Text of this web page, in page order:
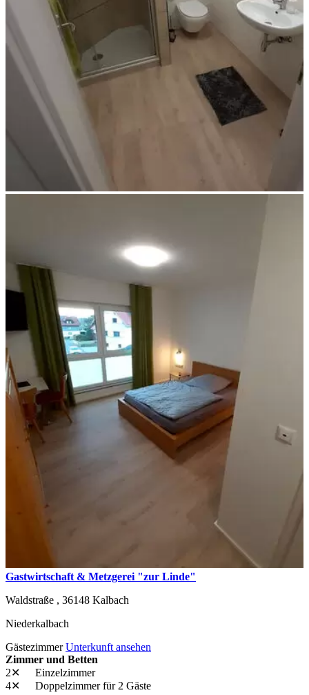
Gastwirtschaft & Metzgerei "zur Linde"
Waldstraße , 36148 Kalbach
Niederkalbach
GästezimmerUnterkunft ansehen
Zimmer und Betten
2✕
Einzelzimmer
4✕
Doppelzimmerfür 2 Gäste